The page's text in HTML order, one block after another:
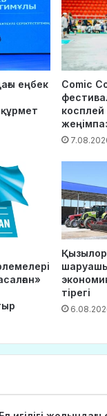
еңбек
Comic
тірегі